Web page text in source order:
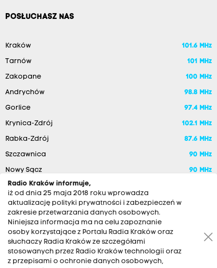
POSŁUCHASZ NAS
Kraków 101.6 MHz
Tarnów 101 MHz
Zakopane 100 MHz
Andrychów 98.8 MHz
Gorlice 97.4 MHz
Krynica-Zdrój 102.1 MHz
Rabka-Zdrój 87.6 MHz
Szczawnica 90 MHz
Nowy Sącz 90 MHz
RADIO KRAKÓW SA. Aleja Juliusza Słowackiego 22, 30-007
Radio Kraków informuje,
iż od dnia 25 maja 2018 roku wprowadza
aktualizację polityki prywatności i zabezpieczeń w
zakresie przetwarzania danych osobowych.
Niniejsza informacja ma na celu zapoznanie
osoby korzystające z Portalu Radia Kraków oraz
słuchaczy Radia Kraków ze szczegółami
stosowanych przez Radio Kraków technologii oraz
z przepisami o ochronie danych osobowych,